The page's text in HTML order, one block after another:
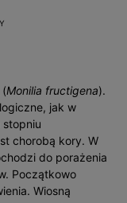
(Monilia fructigena).
jak w
stopniu
chorobą kory. W
do porażenia
Początkowo
Wiosną